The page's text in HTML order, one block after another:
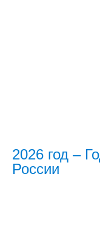
2026 год –
России